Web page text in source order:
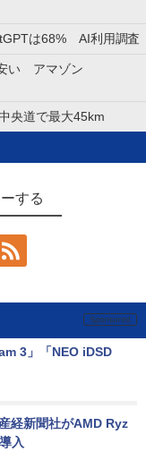
は68% AI利用調査
い アマゾン
央道で最大45km
する
3」「NEO iDSD
経新聞社がAMD Ryz
入